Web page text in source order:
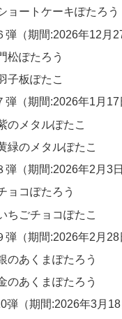
ョートケーキぽたろう
弾（期間:2026年12月
松ぽたろう
子板ぽたこ
弾（期間:2026年1月17
のメタルぽたこ
緑のメタルぽたこ
弾（期間:2026年2月3
ョコぽたろう
ちごチョコぽたこ
弾（期間:2026年2月28
のあくまぽたろう
のあくまぽたろう
弾（期間:2026年3月18